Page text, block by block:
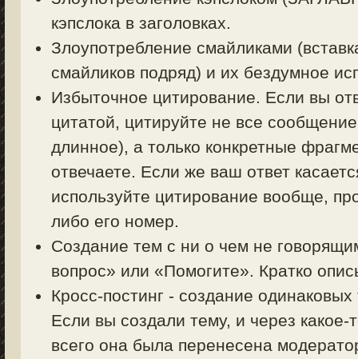
кэпслока в заголовках.
Злоупотребление смайликами
смайликов подряд) и их бездумное
Избыточное цитирование. Если вы
цитатой, цитируйте не все
длинное), а только конкретные
отвечаете. Если же ваш ответ
используйте цитирование вообще,
либо его номер.
Создание тем с ни о чем не
вопрос» или «Помогите». Кратко
Кросс-постинг - создание
Если вы создали тему, и через
всего она была перенесена